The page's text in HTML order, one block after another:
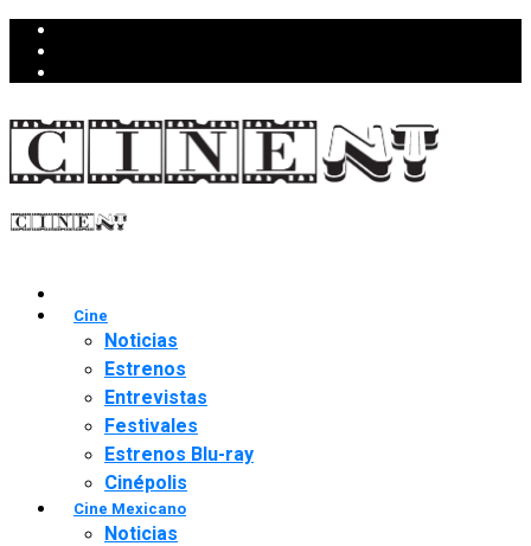
Cine
Noticias
Estrenos
Entrevistas
Festivales
Estrenos Blu-ray
Cinépolis
Cine Mexicano
Noticias